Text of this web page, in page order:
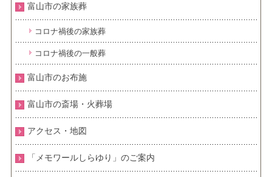
富山市の家族葬
コロナ禍後の家族葬
コロナ禍後の一般葬
富山市のお布施
富山市の斎場・火葬場
アクセス・地図
「メモワールしらゆり」のご案内